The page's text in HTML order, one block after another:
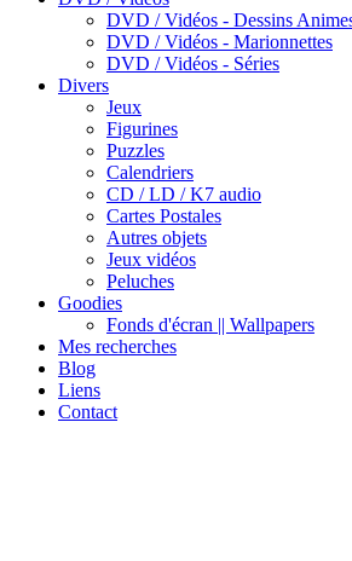
DVD / Vidéos - Dessins
DVD / Vidéos - Marionnettes
DVD / Vidéos - Séries
Divers
Jeux
Figurines
Puzzles
Calendriers
CD / LD / K7 audio
Cartes Postales
Autres objets
Jeux vidéos
Peluches
Goodies
Fonds d'écran || Wallpapers
Mes recherches
Blog
Liens
Contact